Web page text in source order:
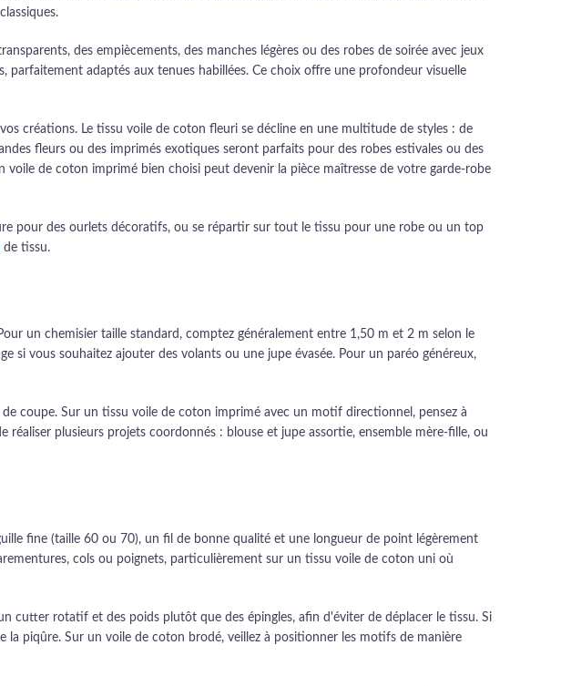
des empiècements, des manches légères ou des robes de soirée avec jeux
adaptés aux tenues habillées. Ce choix offre une profondeur visuelle
créations. Le tissu voile de coton fleuri se décline en une multitude de styles : de
fleurs ou des imprimés exotiques seront parfaits pour des robes estivales ou des
de coton imprimé bien choisi peut devenir la pièce maîtresse de votre garde-robe
pour des ourlets décoratifs, ou se répartir sur tout le tissu pour une robe ou un top
de tissu.
un chemisier taille standard, comptez généralement entre 1,50 m et 2 m selon le
si vous souhaitez ajouter des volants ou une jupe évasée. Pour un paréo généreux,
coupe. Sur un tissu voile de coton imprimé avec un motif directionnel, pensez à
plusieurs projets coordonnés : blouse et jupe assortie, ensemble mère-fille, ou
fine (taille 60 ou 70), un fil de bonne qualité et une longueur de point légèrement
cols ou poignets, particulièrement sur un tissu voile de coton uni où
cutter rotatif et des poids plutôt que des épingles, afin d'éviter de déplacer le tissu. Si
la piqûre. Sur un voile de coton brodé, veillez à positionner les motifs de manière